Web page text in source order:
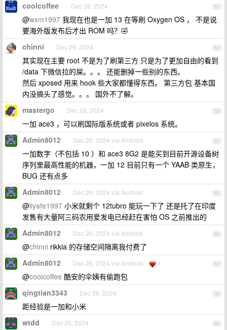
51
coolcoffee Dec 26, 2024
@wxm1997 我现在也是一加 13 在等刷 Oxygen OS ， 不是说
要海外版发布后才出 ROM 吗？🤣
52
chinni Dec 26, 2024
其实现在主要 root 不是为了刷第三方 只是为了更加自由的看到
/data 下微信拉的屎。。。 还能删掉一些别的东西。
然后 xposed 用来 hook 些大家都懂得东西。 第三方包 基本国
内没搞头了感觉。。。 国外不了解。
53
mastergo Dec 26, 2024
一加 ace3 ，可以刷国际版系统或者 pixelos 系统。
54
Admin8012 Dec 26, 2024 via Android
一加数字（不包括 10 ）和 ace3 8G2 是能买到目前开源设备树
序列里最高性能的机器，一加 12 目前只有一个 YAAB 类原生，
BUG 还有点多
55
Admin8012 Dec 26, 2024 via Android
@liyafe1997 小米就剩个 12tubro 能玩一下了 还是托了在印度
发售有大量阿三码农用爱发电已经赶在害怕 OS 之前推出的
56
Admin8012 Dec 26, 2024 via Android
@chinni rikkia 的存储空间隔离我付费了
57
Admin8012 Dec 26, 2024 via Android 1
@coolcoffee 酷安的伞姨有偷跑包
58
qingtian3343 Dec 26, 2024
距经验是一加和小米
59
wtdd Dec 26, 2024